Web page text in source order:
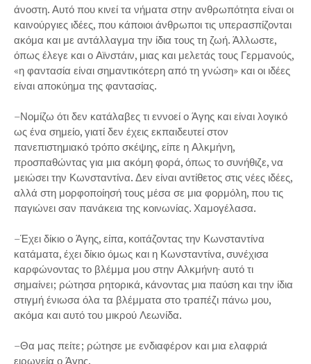
άνοστη. Αυτό που κινεί τα νήματα στην ανθρωπότητα είναι οι
καινούργιες ιδέες, που κάποιοι άνθρωποι τις υπερασπίζονται
ακόμα και με αντάλλαγμα την ίδια τους τη ζωή. Άλλωστε,
όπως έλεγε και ο Αϊνστάιν, μιας και μελετάς τους Γερμανούς,
«η φαντασία είναι σημαντικότερη από τη γνώση» και οι ιδέες
είναι αποκύημα της φαντασίας.
–Νομίζω ότι δεν κατάλαβες τι εννοεί ο Άγης και είναι λογικό
ως ένα σημείο, γιατί δεν έχεις εκπαιδευτεί στον
πανεπιστημιακό τρόπο σκέψης, είπε η Αλκμήνη,
προσπαθώντας για μια ακόμη φορά, όπως το συνήθιζε, να
μειώσει την Κωνσταντίνα. Δεν είναι αντίθετος στις νέες ιδέες,
αλλά στη μορφοποίησή τους μέσα σε μια φορμόλη, που τις
παγιώνει σαν πανάκεια της κοινωνίας. Χαμογέλασα.
–Έχει δίκιο ο Άγης, είπα, κοιτάζοντας την Κωνσταντίνα
κατάματα, έχει δίκιο όμως και η Κωνσταντίνα, συνέχισα
καρφώνοντας το βλέμμα μου στην Αλκμήνη· αυτό τι
σημαίνει; ρώτησα ρητορικά, κάνοντας μια παύση και την ίδια
στιγμή ένιωσα όλα τα βλέμματα στο τραπέζι πάνω μου,
ακόμα και αυτό του μικρού Λεωνίδα.
–Θα μας πείτε; ρώτησε με ενδιαφέρον και μια ελαφριά
ειρωνεία ο Άγης.